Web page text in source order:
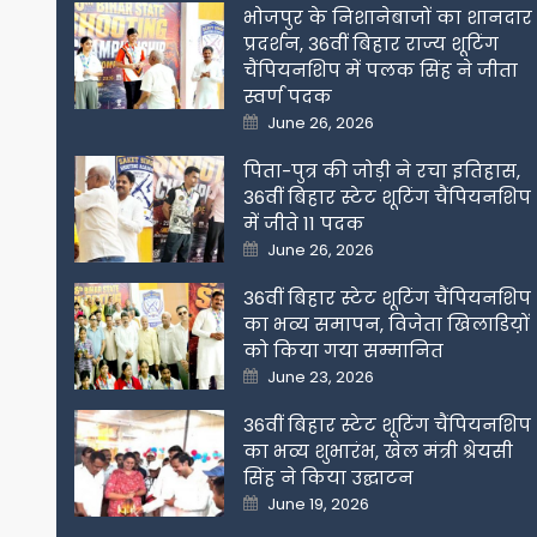
भोजपुर के निशानेबाजों का शानदार
प्रदर्शन, 36वीं बिहार राज्य शूटिंग
चैंपियनशिप में पलक सिंह ने जीता
स्वर्ण पदक
Posted
on
June 26, 2026
पिता-पुत्र की जोड़ी ने रचा इतिहास,
36वीं बिहार स्टेट शूटिंग चैंपियनशिप
में जीते 11 पदक
Posted
on
June 26, 2026
36वीं बिहार स्टेट शूटिंग चैंपियनशिप
का भव्य समापन, विजेता खिलाडिय़ों
को किया गया सम्मानित
Posted
on
June 23, 2026
36वीं बिहार स्टेट शूटिंग चैंपियनशिप
का भव्य शुभारंभ, खेल मंत्री श्रेयसी
सिंह ने किया उद्घाटन
Posted
on
June 19, 2026